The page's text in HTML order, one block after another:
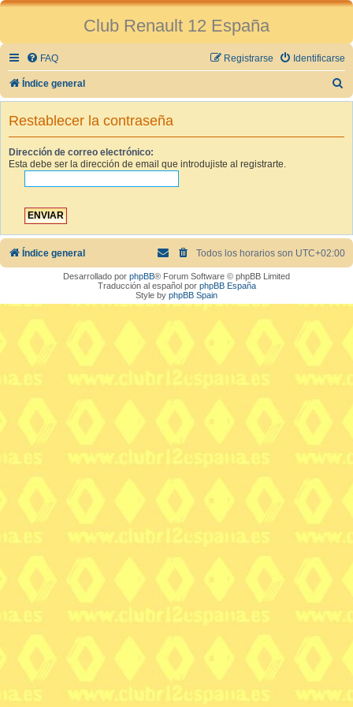
Club Renault 12 España
FAQ Identificarse
Registrarse
Índice general
u
Restablecer la contraseña
Dirección de correo electrónico:
Esta debe ser la dirección de email que introdujiste al registrarte.
Índice general Todos los horarios son UTC+02:00
Desarrollado por phpBB® Forum Software © phpBB Limited
Traducción al español por phpBB España
Style by phpBB Spain